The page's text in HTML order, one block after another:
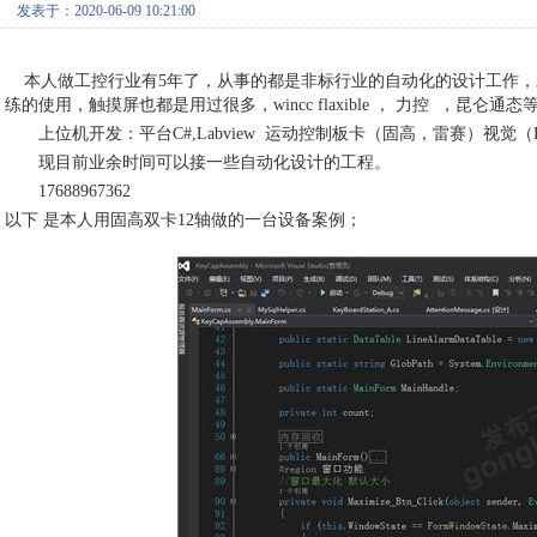
发表于：2020-06-09 10:21:00
本人做工控行业有5年了，从事的都是非标行业的自动化的设计工作
练的使用，触摸屏也都是用过很多，wincc flaxible ， 力控 ，昆仑通态
上位机开发：平台C#,Labview 运动控制板卡（固高，雷赛）视觉（
现目前业余时间可以接一些自动化设计的工程。
17688967362
以下 是本人用固高双卡12轴做的一台设备案例；